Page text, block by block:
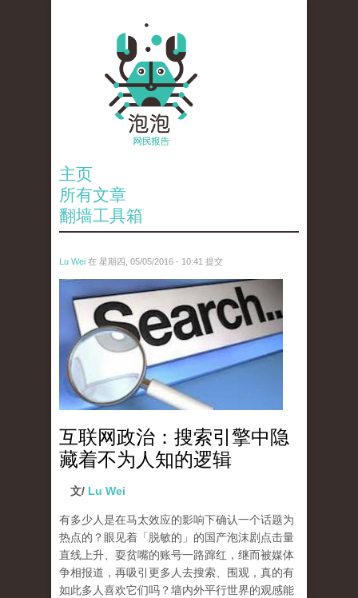
主页
所有文章
翻墙工具箱
Lu Wei 在 星期四, 05/05/2016 - 10:41 提交
wen_tou_tu_3.jpeg
互联网政治：搜索引擎中隐
藏着不为人知的逻辑
文/ Lu Wei
有多少人是在马太效应的影响下确认一个话题为
热点的？眼见着「脱敏的」的国产泡沫剧点击量
直线上升、耍贫嘴的账号一路蹿红，继而被媒体
争相报道，再吸引更多人去搜索、围观，真的有
如此多人喜欢它们吗？墙内外平行世界的观感能